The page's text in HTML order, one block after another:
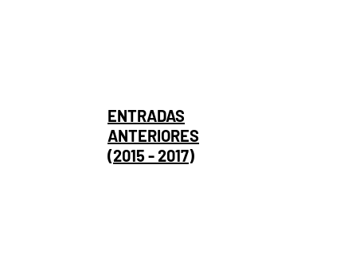
ENTRADAS
ANTERIORES
(2015 - 2017)